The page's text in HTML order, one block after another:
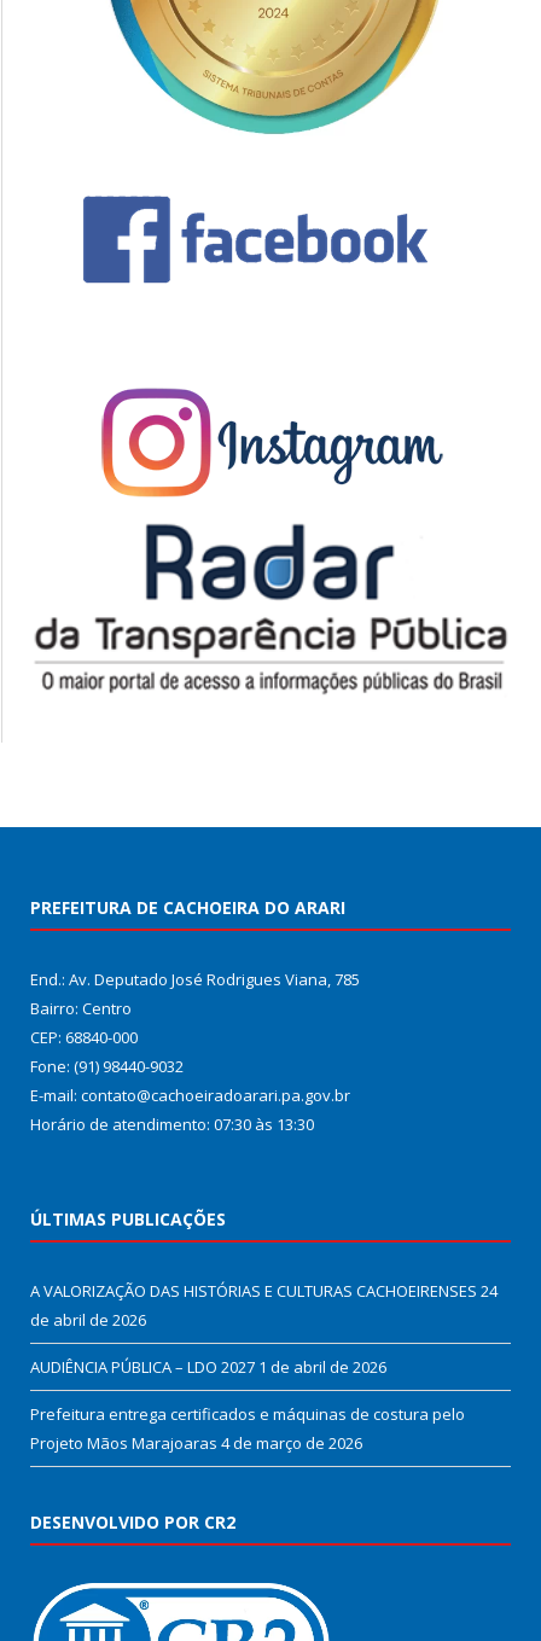
PREFEITURA DE CACHOEIRA DO ARARI
End.: Av. Deputado José Rodrigues Viana, 785
Bairro: Centro
CEP: 68840-000
Fone: (91) 98440-9032
E-mail: contato@cachoeiradoarari.pa.gov.br
Horário de atendimento: 07:30 às 13:30
ÚLTIMAS PUBLICAÇÕES
A VALORIZAÇÃO DAS HISTÓRIAS E CULTURAS CACHOEIRENSES 24
de abril de 2026
AUDIÊNCIA PÚBLICA – LDO 2027 1 de abril de 2026
Prefeitura entrega certificados e máquinas de costura pelo
Projeto Mãos Marajoaras 4 de março de 2026
DESENVOLVIDO POR CR2